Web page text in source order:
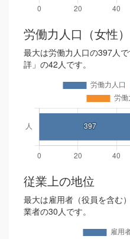
労働力人口（女性）
最大は労働力人口の397人
詳」の42人です。
従業上の地位
最大は雇用者（役員を含む
業者の30人です。